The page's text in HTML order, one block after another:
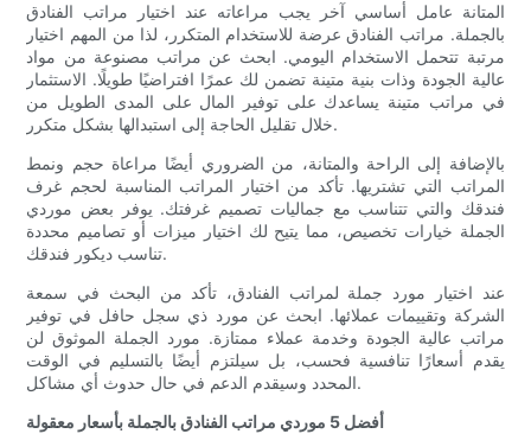
المتانة عامل أساسي آخر يجب مراعاته عند اختيار مراتب الفنادق
بالجملة. مراتب الفنادق عرضة للاستخدام المتكرر، لذا من المهم اختيار
مرتبة تتحمل الاستخدام اليومي. ابحث عن مراتب مصنوعة من مواد
عالية الجودة وذات بنية متينة تضمن لك عمرًا افتراضيًا طويلًا. الاستثمار
في مراتب متينة يساعدك على توفير المال على المدى الطويل من
خلال تقليل الحاجة إلى استبدالها بشكل متكرر.
بالإضافة إلى الراحة والمتانة، من الضروري أيضًا مراعاة حجم ونمط
المراتب التي تشتريها. تأكد من اختيار المراتب المناسبة لحجم غرف
فندقك والتي تتناسب مع جماليات تصميم غرفتك. يوفر بعض موردي
الجملة خيارات تخصيص، مما يتيح لك اختيار ميزات أو تصاميم محددة
تناسب ديكور فندقك.
عند اختيار مورد جملة لمراتب الفنادق، تأكد من البحث في سمعة
الشركة وتقييمات عملائها. ابحث عن مورد ذي سجل حافل في توفير
مراتب عالية الجودة وخدمة عملاء ممتازة. مورد الجملة الموثوق لن
يقدم أسعارًا تنافسية فحسب، بل سيلتزم أيضًا بالتسليم في الوقت
المحدد وسيقدم الدعم في حال حدوث أي مشاكل.
أفضل 5 موردي مراتب الفنادق بالجملة بأسعار معقولة